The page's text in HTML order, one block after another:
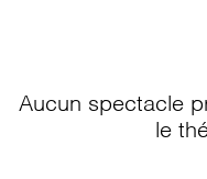
Aucun spectacle
le